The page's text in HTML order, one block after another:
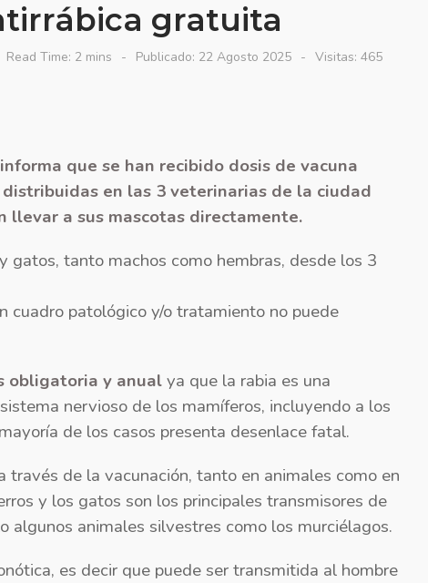
gratuita
Read Time: 2 mins Publicado: 22 Agosto 2025 Visitas: 465
que se han recibido dosis de vacuna
en las 3 veterinarias de la ciudad
llevar a sus mascotas directamente.
gatos, tanto machos como hembras, desde los 3
cuadro patológico y/o tratamiento no puede
obligatoria y anualya que la rabia es una
nervioso de los mamíferos, incluyendo a los
de los casos presenta desenlace fatal.
través de la vacunación, tanto en animales como en
y los gatos son los principales transmisores de
algunos animales silvestres como los murciélagos.
es decir que puede ser transmitida al hombre